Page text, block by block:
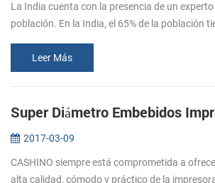
La India cuenta con la presencia de un
población. En la India, el 65% de la población
Leer Más
2017-03-09
CASHINO siempre está comprometida a
alta calidad, cómodo y práctico de la